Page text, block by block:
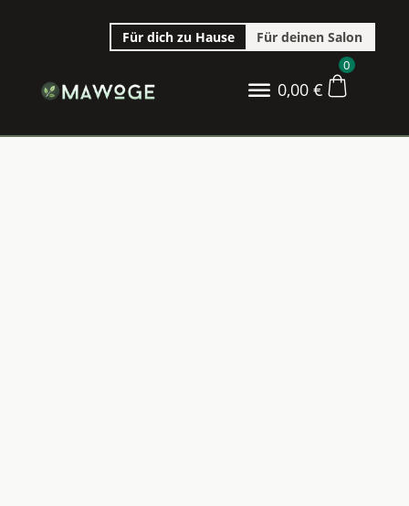
Für dich zu Hause Für deinen Salon
0,00 €
0